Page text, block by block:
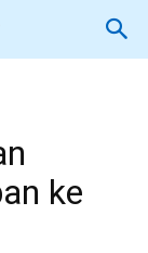
ke